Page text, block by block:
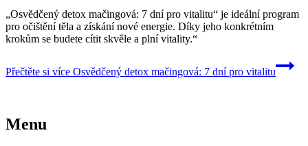
„Osvědčený detox mačingová: 7 dní pro vitalitu“ je ideální program
pro očištění těla a získání nové energie. Díky jeho konkrétním
krokům se budete cítit skvěle a plní vitality.“
Přečtěte si více Osvědčený detox mačingová: 7 dní pro vitalitu
Menu